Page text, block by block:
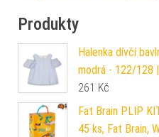
Produkty
Halenka dívčí
modrá - 122/128
261 Kč
Fat Brain PLIP
45 ks, Fat Brain,